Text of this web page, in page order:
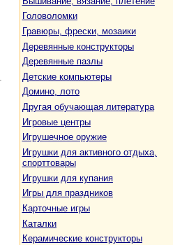
Головоломки
Гравюры, фрески, мозаики
Деревянные конструкторы
Деревянные пазлы
Детские компьютеры
Домино, лото
Другая обучающая литература
Игровые центры
Игрушечное оружие
Игрушки для активного отдыха,
спорттовары
Игрушки для купания
Игры для праздников
Карточные игры
Каталки
Керамические конструкторы